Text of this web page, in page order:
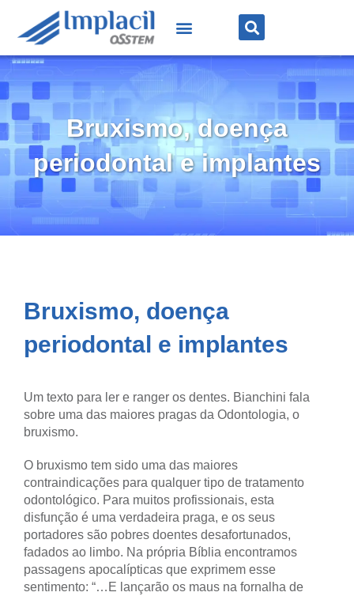
Bruxismo, doença
periodontal e implantes
Bruxismo, doença
periodontal e implantes
Um texto para ler e ranger os dentes. Bianchini fala
sobre uma das maiores pragas da Odontologia, o
bruxismo.
O bruxismo tem sido uma das maiores
contraindicações para qualquer tipo de tratamento
odontológico. Para muitos profissionais, esta
disfunção é uma verdadeira praga, e os seus
portadores são pobres doentes desafortunados,
fadados ao limbo. Na própria Bíblia encontramos
passagens apocalípticas que exprimem esse
sentimento: “…E lançarão os maus na fornalha de